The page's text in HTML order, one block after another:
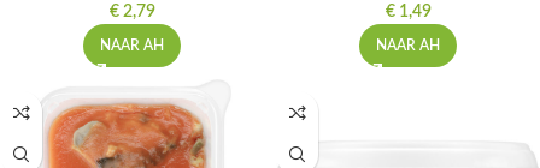
€2,79
NAAR AH
€1,49
NAAR AH